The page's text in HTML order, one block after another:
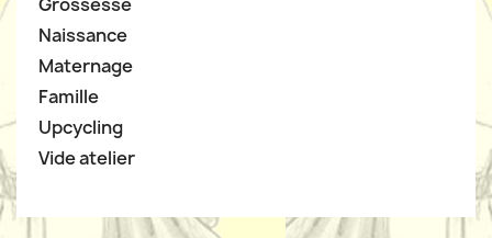
Grossesse
Naissance
Maternage
Famille
Upcycling
Vide atelier